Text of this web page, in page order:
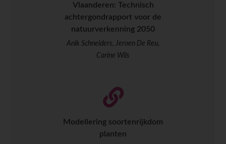
Vlaanderen: Technisch
achtergondrapport voor de
natuurverkenning 2050
Anik Schneiders, Jeroen De Reu,
Carine Wils
Modellering soortenrijkdom
planten